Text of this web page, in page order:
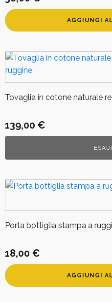
AGGIUNGI
Tovaglia in cotone naturale
139,00 €
Porta bottiglia stampa a
18,00 €
AGGIUNGI